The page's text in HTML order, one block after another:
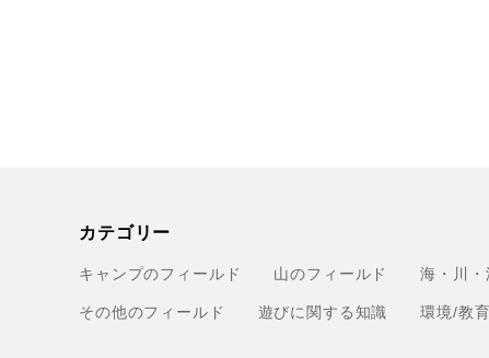
カテゴリー
キャンプのフィールド 山のフィールド 海・川・
その他のフィールド 遊びに関する知識 環境/教